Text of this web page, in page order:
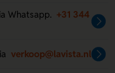
Whatsapp. +31 344
verkoop@lavista.nl